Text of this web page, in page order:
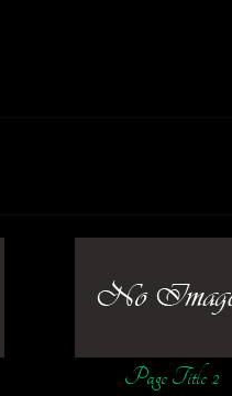
Page Title 2